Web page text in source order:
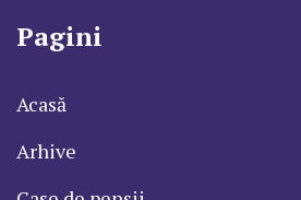
Pagini
Acasă
Arhive